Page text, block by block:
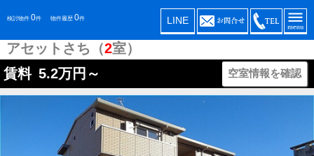
検討物件 0件 物件履歴 0件 LINE
アセットさち（2室）
賃料 5.2万円～ 空室情報を確認